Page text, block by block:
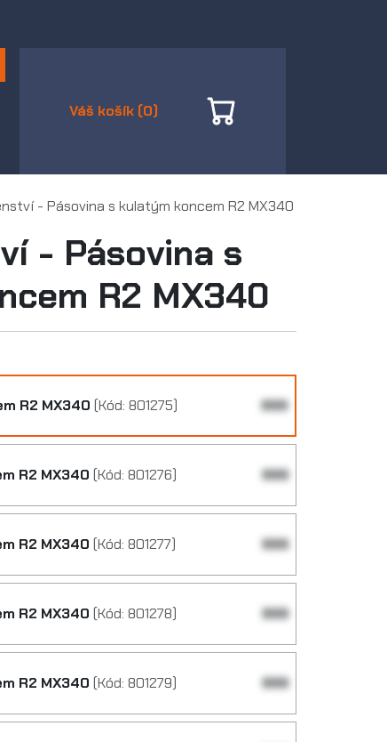
Váš košík (0)
- Pásovina s kulatým koncem R2 MX340
- Pásovina s
R2 MX340
R2 MX340 (Kód: 801275) 999
R2 MX340 (Kód: 801276) 999
R2 MX340 (Kód: 801277) 999
R2 MX340 (Kód: 801278) 999
R2 MX340 (Kód: 801279) 999